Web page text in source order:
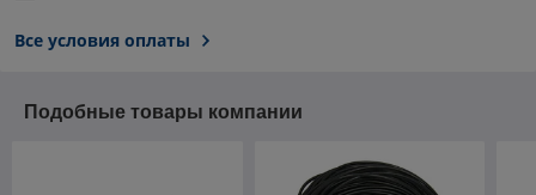
Все условия оплаты
Подобные товары компании